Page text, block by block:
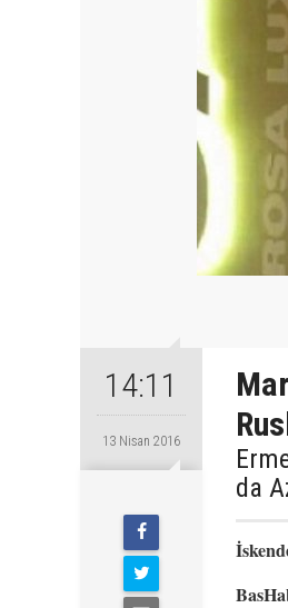
14:11
13 Nisan 2016
da